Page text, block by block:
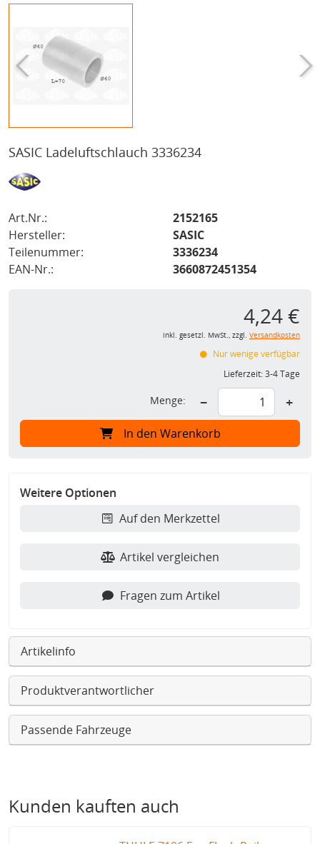
SASIC Ladeluftschlauch 3336234
Art.Nr.:
2152165
Hersteller:
SASIC
Teilenummer:
3336234
EAN-Nr.:
3660872451354
4,24 €
inkl. gesetzl. MwSt., zzgl. Versandkosten
Nur wenige verfügbar
Lieferzeit:3-4 Tage
Menge: − +
In den Warenkorb
Weitere Optionen
Auf den Merkzettel
Artikel vergleichen
Fragen zum Artikel
Artikelinfo
Produktverantwortlicher
Passende Fahrzeuge
Kunden kauften auch